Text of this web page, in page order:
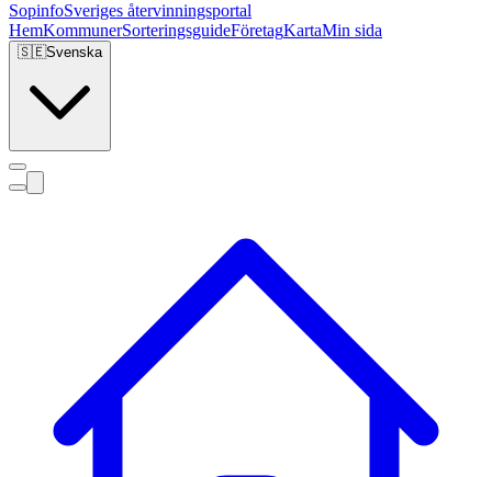
SopinfoSveriges återvinningsportal
HemKommunerSorteringsguideFöretagKartaMin sida
🇸🇪Svenska